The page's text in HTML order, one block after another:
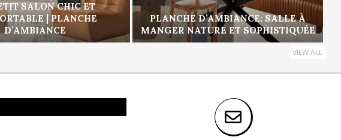
SALON CHIC ET
| PLANCHE
D’AMBIANCE
PLANCHE D’AMBIANCE: SALLE À
MANGER NATURE ET SOPHISTIQUÉE
VIEW ALL